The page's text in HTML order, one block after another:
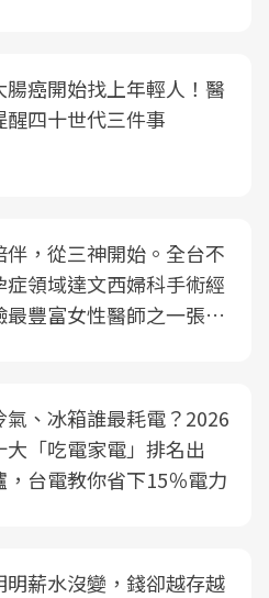
腸癌開始找上年輕人！醫
醒四十世代三件事
伴，從三神開始。全台不
症領域達文西婦科手術經
最豐富女性醫師之一張永
田醫院建構360度女性健
照護生態圈
氣、冰箱誰最耗電？2026
大「吃電家電」排名出
，台電教你省下15％電力
明薪水沒變，錢卻越存越